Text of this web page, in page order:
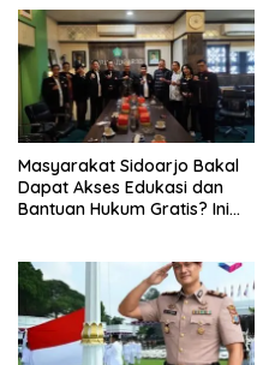
Masyarakat Sidoarjo Bakal
Dapat Akses Edukasi dan
Bantuan Hukum Gratis? Ini